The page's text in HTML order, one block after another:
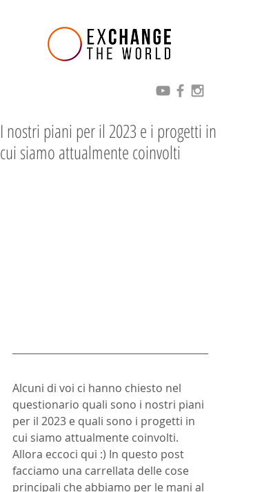
I nostri piani per il 2023 e i progetti in
cui siamo attualmente coinvolti
Alcuni di voi ci hanno chiesto nel
questionario quali sono i nostri piani
per il 2023 e quali sono i progetti in
cui siamo attualmente coinvolti.
Allora eccoci qui :) In questo post
facciamo una carrellata delle cose
principali che abbiamo per le mani al